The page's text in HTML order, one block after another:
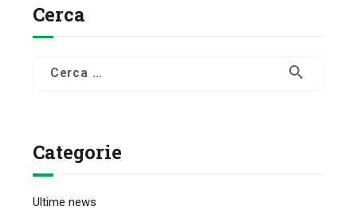
Cerca
Ricerca
Categorie
Ultime news